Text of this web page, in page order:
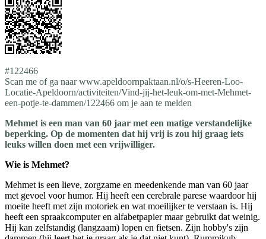
#122466
Scan me of ga naar www.apeldoornpaktaan.nl/o/s-Heeren-Loo-
Locatie-Apeldoorn/activiteiten/Vind-jij-het-leuk-om-met-Mehmet-
een-potje-te-dammen/122466 om je aan te melden
Mehmet is een man van 60 jaar met een matige verstandelijke
beperking. Op de momenten dat hij vrij is zou hij graag iets
leuks willen doen met een vrijwilliger.
Wie is Mehmet?
Mehmet is een lieve, zorgzame en meedenkende man van 60 jaar
met gevoel voor humor. Hij heeft een cerebrale parese waardoor hij
moeite heeft met zijn motoriek en wat moeilijker te verstaan is. Hij
heeft een spraakcomputer en alfabetpapier maar gebruikt dat weinig.
Hij kan zelfstandig (langzaam) lopen en fietsen. Zijn hobby's zijn